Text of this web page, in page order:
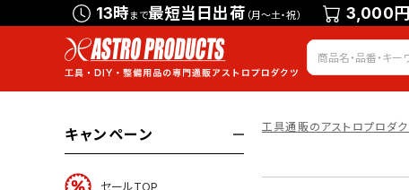
13時まで最短当日出荷 （月～土・祝） 3,000円
キャンペーン
セールTOP
工具通販のアストロプロダ